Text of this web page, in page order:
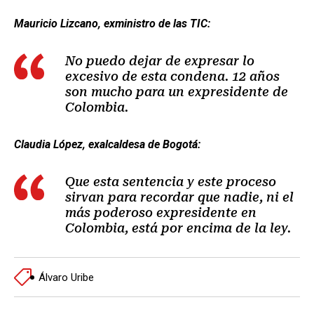
Mauricio Lizcano, exministro de las TIC:
No puedo dejar de expresar lo
excesivo de esta condena. 12 años
son mucho para un expresidente de
Colombia.
Claudia López, exalcaldesa de Bogotá:
Que esta sentencia y este proceso
sirvan para recordar que nadie, ni el
más poderoso expresidente en
Colombia, está por encima de la ley.
Álvaro Uribe